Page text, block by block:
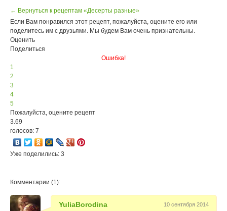
← Вернуться к рецептам «Десерты разные»
Если Вам понравился этот рецепт, пожалуйста, оцените его или
поделитесь им с друзьями. Мы будем Вам очень признательны.
Оценить
Поделиться
Ошибка!
1
2
3
4
5
Пожалуйста, оцените рецепт
3.69
голосов: 7
Уже поделились: 3
Комментарии (1):
YuliaBorodina 10 сентября 2014